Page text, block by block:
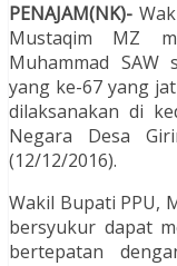
PENAJAM(NK)-
Mustaqim MZ
Muhammad SAW
yang ke-67 yang
dilaksanakan di
Negara Desa
(12/12/2016).
Wakil Bupati PPU,
bersyukur dapat
bertepatan